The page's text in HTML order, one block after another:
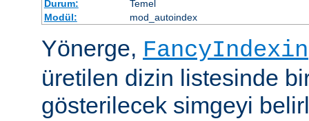
Durum:
Temel
Modül:
mod_autoindex
Yönerge,
üretilen dizin listesinde
gösterilecek simgeyi